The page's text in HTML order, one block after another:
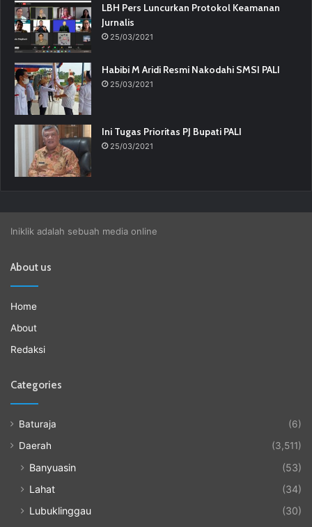
LBH Pers Luncurkan Protokol Keamanan
Jurnalis
25/03/2021
Habibi M Aridi Resmi Nakodahi SMSI PALI
25/03/2021
Ini Tugas Prioritas PJ Bupati PALI
25/03/2021
Iniklik adalah sebuah media online
About us
Home
About
Redaksi
Categories
Baturaja
(6)
Daerah
(3,511)
Banyuasin
(53)
Lahat
(34)
Lubuklinggau
(30)